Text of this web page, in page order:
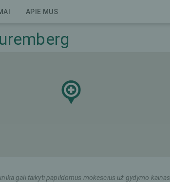
APIE MUS
gali taikyti papildomus mokescius už gydymo kainas.